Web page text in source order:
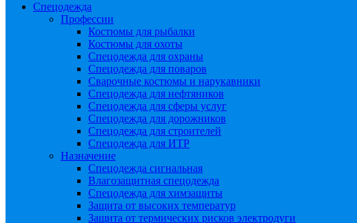
Спецодежда
Профессии
Костюмы для рыбалки
Костюмы для охоты
Спецодежда для охраны
Спецодежда для поваров
Сварочные костюмы и нарукавники
Спецодежда для нефтяников
Спецодежда для сферы услуг
Спецодежда для дорожников
Спецодежда для строителей
Спецодежда для ИТР
Назначение
Спецодежда сигнальная
Влагозащитная спецодежда
Спецодежда для химзащиты
Защита от высоких температур
Защита от термических рисков электродуги